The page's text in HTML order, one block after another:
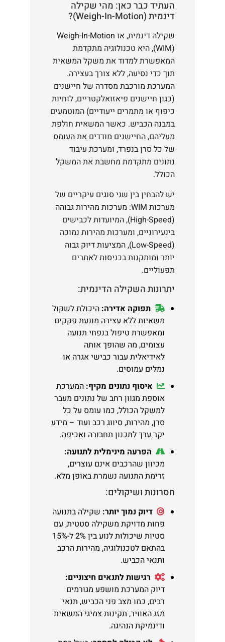
העתיד כבר כאן: מהי שקילה
דינמית (Weigh-In-Motion)?
שקילה דינמית, או Weigh-In-Motion
(WIM), היא טכנולוגיה מתקדמת
המאפשרת למדוד את משקל המשאית
תוך כדי נסיעה, ללא צורך בעצירה.
המערכת מורכבת מסדרה של חיישנים
(כגון חיישנים פיאזואלקטריים, לוחיות
כיפוף או מתמרים ייעודיים) המוטמעים
במבנה הכביש. כאשר המשאית חולפת
מעליהם, החיישנים מודדים את העומס
של כל סרן בנפרד, ומערכת עיבוד
נתונים מתקדמת מחשבת את המשקל
הכולל.
יש להבחין בין שני סוגים עיקריים של
מערכות WIM: מערכות מהירות גבוהה
(High-Speed), המיועדות לכבישים
בינעירוניים, ומערכות מהירות נמוכה
(Low-Speed), המציעות דיוק גבוה
יותר ומותקנות בכניסות לאתרים
תפעוליים.
יתרונות השקילה הדינמית:
תפוקה אדירה: היכולת לשקול
משאיות ללא עצירה מונעת פקקים
ומאפשרת טיפול בנפחי תנועה
עצומים, מה שהופך אותה
לאידיאלית עבור כבישי אגרה או
נמלים עמוסים.
איסוף נתונים מקיף: המערכת
אוספת מגוון רחב של נתונים מעבר
למשקל הכולל, כמו עומס על כל
סרן, מהירות, סיווג רכב ועוד – מידע
יקר ערך לתכנון תחבורה ואכיפה.
הפרעה מינימלית לתנועה:
מכיוון שהרכבים אינם עוצרים,
זרימת התנועה נשמרת באופן מלא.
חסרונות ושיקולים:
דיוק נמוך יותר: שקילה בתנועה
פחות מדויקת משקילה סטטית, עם
סטיות שיכולות לנוע בין 2% ל-15%
בהתאם לטכנולוגיה, מהירות הרכב
ותנאי הכביש.
רגישות לתנאים חיצוניים:
דיוק המערכת מושפע מגורמים
רבים, כמו מצב פני הכביש, תנאי
מזג האוויר, תקינות צמיגי המשאית
ודינמיקת הנהיגה.